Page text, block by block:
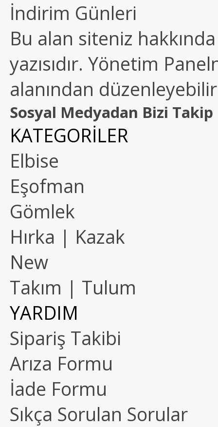
İndirim Günleri
Bu alan siteniz
yazısıdır. Yönetim
alanından
Sosyal Medyadan Bizi Takip
KATEGORİLER
Elbise
Eşofman
Gömlek
Hırka | Kazak
New
Takım | Tulum
YARDIM
Sipariş Takibi
Arıza Formu
İade Formu
Sıkça Sorulan Sorular